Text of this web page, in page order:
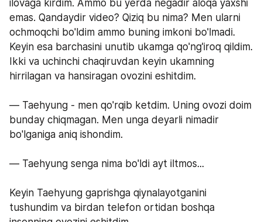
ilovaga kirdim. Ammo bu yerda negadir aloqa yaxshi
emas. Qandaydir video? Qiziq bu nima? Men ularni
ochmoqchi bo'ldim ammo buning imkoni bo'lmadi.
Keyin esa barchasini unutib ukamga qo'ng'iroq qildim.
Ikki va uchinchi chaqiruvdan keyin ukamning
hirrilagan va hansiragan ovozini eshitdim.
— Taehyung - men qo'rqib ketdim. Uning ovozi doim
bunday chiqmagan. Men unga deyarli nimadir
bo'lganiga aniq ishondim.
— Taehyung senga nima bo'ldi ayt iltmos...
Keyin Taehyung gaprishga qiynalayotganini
tushundim va birdan telefon ortidan boshqa